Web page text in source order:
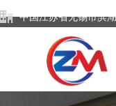
 中国江苏省无锡市滨